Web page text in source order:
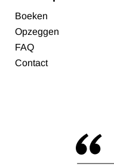
Boeken
Opzeggen
FAQ
Contact